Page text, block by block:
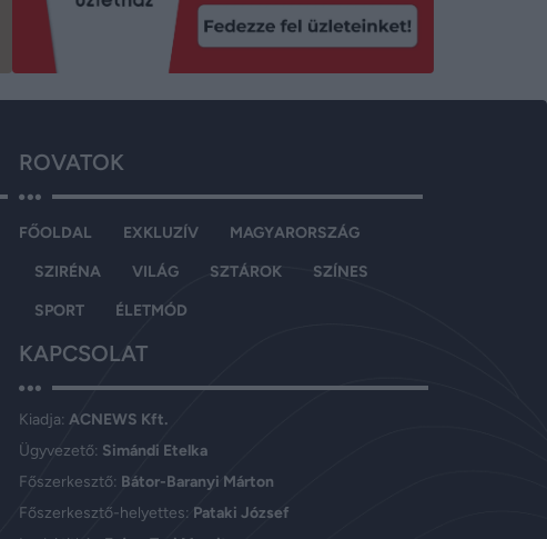
ROVATOK
FŐOLDAL EXKLUZÍV MAGYARORSZÁG
SZIRÉNA VILÁG SZTÁROK SZÍNES
SPORT ÉLETMÓD
KAPCSOLAT
Kiadja:ACNEWS Kft.
Ügyvezető: Simándi Etelka
Főszerkesztő: Bátor-Baranyi Márton
Főszerkesztő-helyettes: Pataki József